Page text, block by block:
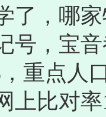
了，哪
号，宝
重点人
上比对